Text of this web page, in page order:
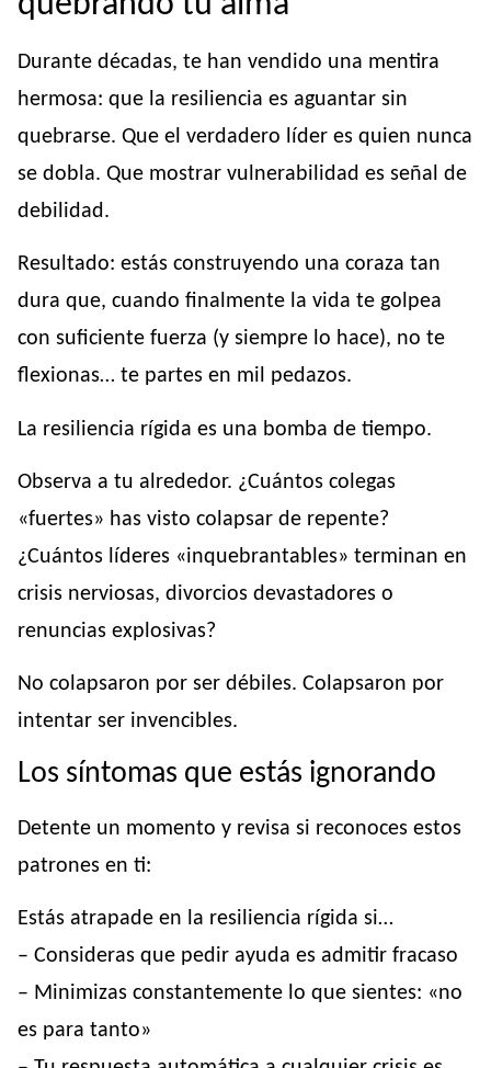
Durante décadas, te han vendido una mentira
hermosa: que la resiliencia es aguantar sin
quebrarse. Que el verdadero líder es quien nunca
se dobla. Que mostrar vulnerabilidad es señal de
debilidad.
Resultado: estás construyendo una coraza tan
dura que, cuando finalmente la vida te golpea
con suficiente fuerza (y siempre lo hace), no te
flexionas… te partes en mil pedazos.
La resiliencia rígida es una bomba de tiempo.
Observa a tu alrededor. ¿Cuántos colegas
«fuertes» has visto colapsar de repente?
¿Cuántos líderes «inquebrantables» terminan en
crisis nerviosas, divorcios devastadores o
renuncias explosivas?
No colapsaron por ser débiles. Colapsaron por
intentar ser invencibles.
Los síntomas que estás ignorando
Detente un momento y revisa si reconoces estos
patrones en ti:
Estás atrapade en la resiliencia rígida si…
– Consideras que pedir ayuda es admitir fracaso
– Minimizas constantemente lo que sientes: «no
es para tanto»